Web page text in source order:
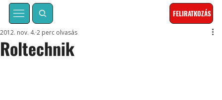
FELIRATKOZÁS
Roltechnik
2012. nov. 4. 2 perc olvasás